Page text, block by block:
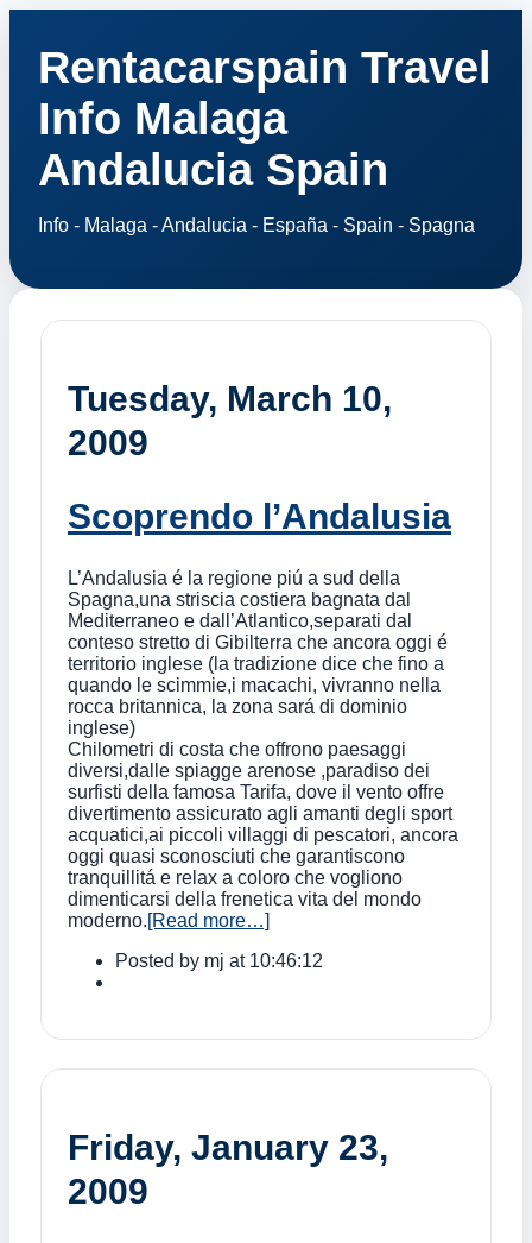
Rentacarspain Travel
Info Malaga
Andalucia Spain
Info - Malaga - Andalucia - España - Spain - Spagna
Tuesday, March 10,
2009
Scoprendo l’Andalusia
L’Andalusia é la regione piú a sud della
Spagna,una striscia costiera bagnata dal
Mediterraneo e dall’Atlantico,separati dal
conteso stretto di Gibilterra che ancora oggi é
territorio inglese (la tradizione dice che fino a
quando le scimmie,i macachi, vivranno nella
rocca britannica, la zona sará di dominio
inglese)
Chilometri di costa che offrono paesaggi
diversi,dalle spiagge arenose ,paradiso dei
surfisti della famosa Tarifa, dove il vento offre
divertimento assicurato agli amanti degli sport
acquatici,ai piccoli villaggi di pescatori, ancora
oggi quasi sconosciuti che garantiscono
tranquillitá e relax a coloro che vogliono
dimenticarsi della frenetica vita del mondo
moderno.[Read more…]
Posted by mj at 10:46:12
Friday, January 23,
2009